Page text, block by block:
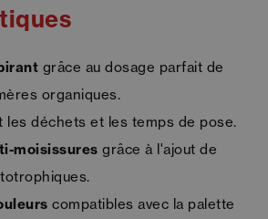
grâce au dosage parfait de
organiques.
les déchets et les temps de pose.
moisissures grâce à l'ajout de
compatibles avec la palette